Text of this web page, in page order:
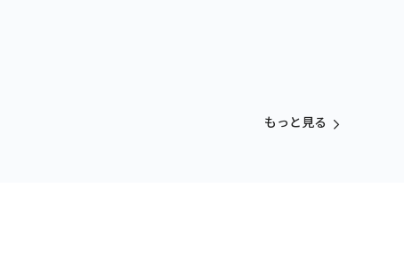
もっと見る